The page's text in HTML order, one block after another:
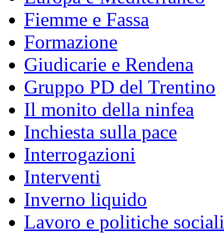
Fiemme e Fassa
Formazione
Giudicarie e Rendena
Gruppo PD del Trentino
Il monito della ninfea
Inchiesta sulla pace
Interrogazioni
Interventi
Inverno liquido
Lavoro e politiche sociali